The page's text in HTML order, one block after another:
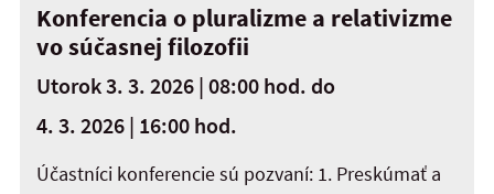
Konferencia o pluralizme a relativizme
vo súčasnej filozofii
Utorok 3. 3. 2026 | 08:00 hod. do
4. 3. 2026 | 16:00 hod.
Účastníci konferencie sú pozvaní: 1. Preskúmať a